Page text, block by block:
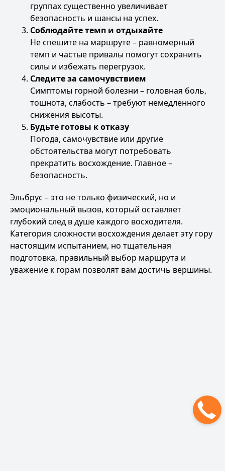
группах существенно увеличивает
безопасность и шансы на успех.
Соблюдайте темп и отдыхайте
Не спешите на маршруте – равномерный
темп и частые привалы помогут сохранить
силы и избежать перегрузок.
Следите за самочувствием
Симптомы горной болезни – головная боль,
тошнота, слабость – требуют немедленного
снижения высоты.
Будьте готовы к отказу
Погода, самочувствие или другие
обстоятельства могут потребовать
прекратить восхождение. Главное –
безопасность.
Эльбрус – это не только физический, но и
эмоциональный вызов, который оставляет
глубокий след в душе каждого восходителя.
Категория сложности восхождения делает эту гору
настоящим испытанием, но тщательная
подготовка, правильный выбор маршрута и
уважение к горам позволят вам достичь вершины.